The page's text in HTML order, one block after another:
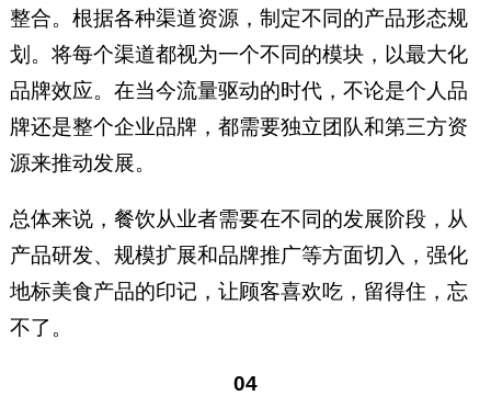
整合。根据各种渠道资源，制定不同的产品形态规
划。将每个渠道都视为一个不同的模块，以最大化
品牌效应。在当今流量驱动的时代，不论是个人品
牌还是整个企业品牌，都需要独立团队和第三方资
源来推动发展。
总体来说，餐饮从业者需要在不同的发展阶段，从
产品研发、规模扩展和品牌推广等方面切入，强化
地标美食产品的印记，让顾客喜欢吃，留得住，忘
不了。
04